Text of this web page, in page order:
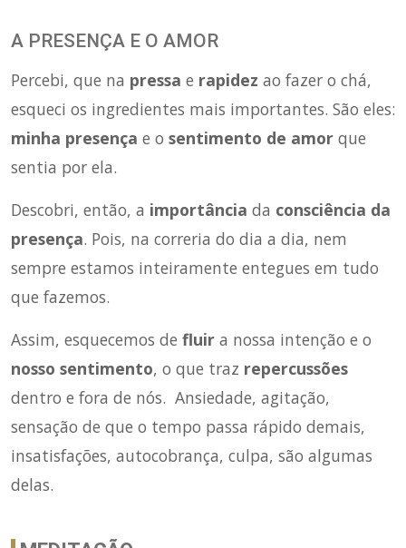
A PRESENÇA E O AMOR
Percebi, que na pressa e rapidez ao fazer o chá,
esqueci os ingredientes mais importantes. São eles:
minha presença e o sentimento de amor que
sentia por ela.
Descobri, então, a importância da consciência da
presença. Pois, na correria do dia a dia, nem
sempre estamos inteiramente entegues em tudo
que fazemos.
Assim, esquecemos de fluir a nossa intenção e o
nosso sentimento, o que traz repercussões
dentro e fora de nós. Ansiedade, agitação,
sensação de que o tempo passa rápido demais,
insatisfações, autocobrança, culpa, são algumas
delas.